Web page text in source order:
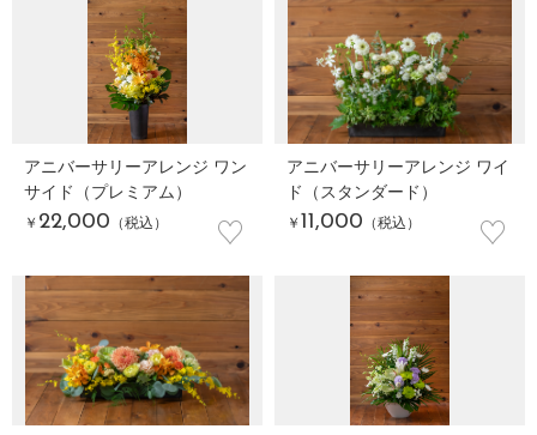
アニバーサリーアレンジ ワン
サイド（プレミアム）
￥ 22,000 （税込） ♡
アニバーサリーアレンジ ワイ
ド（スタンダード）
￥ 11,000 （税込） ♡